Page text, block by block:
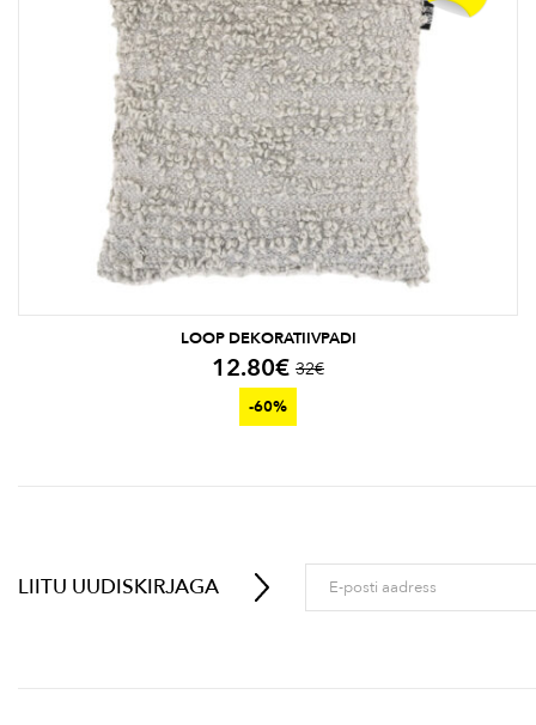
LOOP DEKORATIIVPADI
32€
12.80€
-60%
LIITU UUDISKIRJAGA